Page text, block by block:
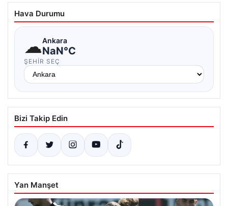
Hava Durumu
☁Ankara
NaN°C
ŞEHIR SEÇ
Bizi Takip Edin
Yan Manşet